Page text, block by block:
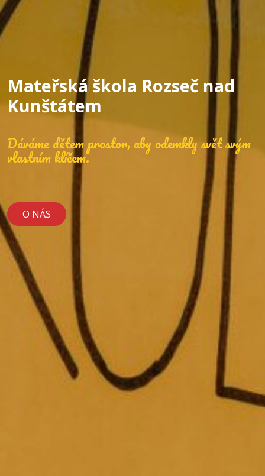
Mateřská škola Rozseč nad
Kunštátem
Dáváme dětem prostor, aby odemkly svět svým
vlastním klíčem.
O NÁS